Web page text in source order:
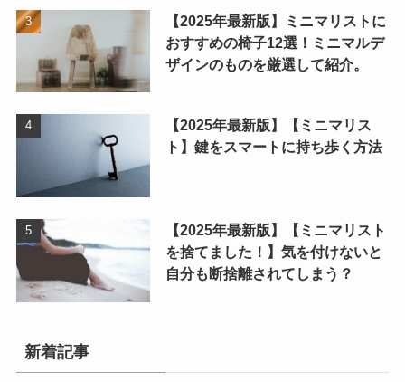
【2025年最新版】ミニマリストに
おすすめの椅子12選！ミニマルデ
ザインのものを厳選して紹介。
【2025年最新版】【ミニマリス
ト】鍵をスマートに持ち歩く方法
【2025年最新版】【ミニマリスト
を捨てました！】気を付けないと
自分も断捨離されてしまう？
新着記事